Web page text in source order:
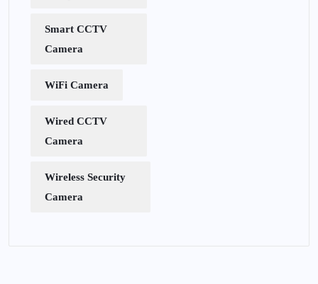
Smart CCTV
Camera
WiFi Camera
Wired CCTV
Camera
Wireless Security
Camera